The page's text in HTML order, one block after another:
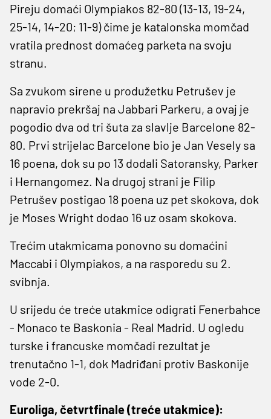
Pireju domaći Olympiakos 82-80 (13-13, 19-24,
25-14, 14-20; 11-9) čime je katalonska momčad
vratila prednost domaćeg parketa na svoju
stranu.
Sa zvukom sirene u produžetku Petrušev je
napravio prekršaj na Jabbari Parkeru, a ovaj je
pogodio dva od tri šuta za slavlje Barcelone 82-
80. Prvi strijelac Barcelone bio je Jan Vesely sa
16 poena, dok su po 13 dodali Satoransky, Parker
i Hernangomez. Na drugoj strani je Filip
Petrušev postigao 18 poena uz pet skokova, dok
je Moses Wright dodao 16 uz osam skokova.
Trećim utakmicama ponovno su domaćini
Maccabi i Olympiakos, a na rasporedu su 2.
svibnja.
U srijedu će treće utakmice odigrati Fenerbahce
- Monaco te Baskonia - Real Madrid. U ogledu
turske i francuske momčadi rezultat je
trenutačno 1-1, dok Madriđani protiv Baskonije
vode 2-0.
Euroliga, četvrtfinale (treće utakmice):